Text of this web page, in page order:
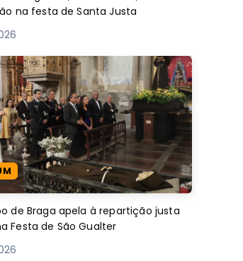
na festa de Santa Justa
de Braga apela à repartição justa
Festa de São Gualter